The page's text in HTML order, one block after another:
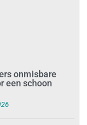
onmisbare
een schoon